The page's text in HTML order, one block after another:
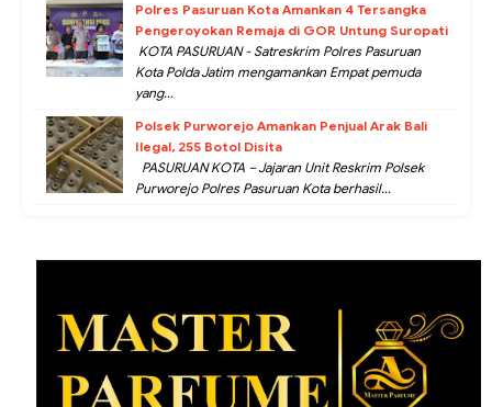
Polres Pasuruan Kota Amankan 4 Tersangka
Pengeroyokan Remaja di GOR Untung Suropati
KOTA PASURUAN - Satreskrim Polres Pasuruan
Kota Polda Jatim mengamankan Empat pemuda
yang...
Polsek Purworejo Amankan Penjual Arak Bali
Ilegal, 255 Botol Disita
PASURUAN KOTA – Jajaran Unit Reskrim Polsek
Purworejo Polres Pasuruan Kota berhasil...